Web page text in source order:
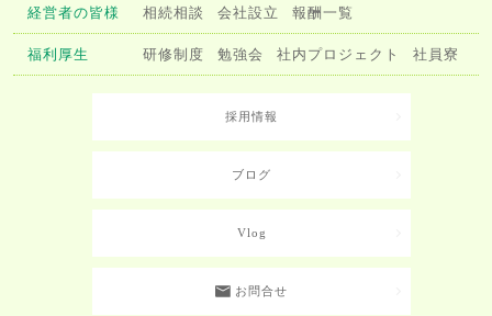
経営者の皆様 相続相談 会社設立 報酬一覧
福利厚生 研修制度 勉強会 社内プロジェクト 社員寮
採用情報
ブログ
Vlog
お問合せ